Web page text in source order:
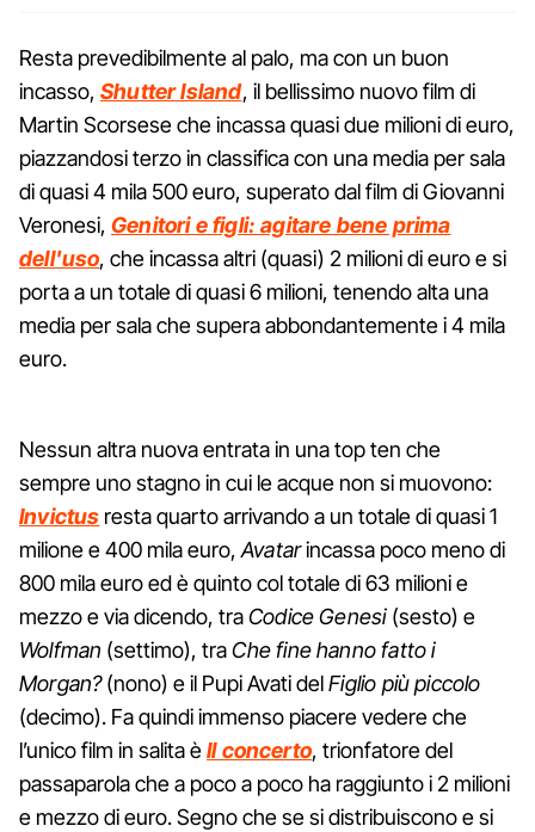
Resta prevedibilmente al palo, ma con un buon
incasso, Shutter Island, il bellissimo nuovo film di
Martin Scorsese che incassa quasi due milioni di euro,
piazzandosi terzo in classifica con una media per sala
di quasi 4 mila 500 euro, superato dal film di Giovanni
Veronesi, Genitori e figli: agitare bene prima
dell'uso, che incassa altri (quasi) 2 milioni di euro e si
porta a un totale di quasi 6 milioni, tenendo alta una
media per sala che supera abbondantemente i 4 mila
euro.
Nessun altra nuova entrata in una top ten che
sempre uno stagno in cui le acque non si muovono:
Invictus resta quarto arrivando a un totale di quasi 1
milione e 400 mila euro, Avatarincassa poco meno di
800 mila euro ed è quinto col totale di 63 milioni e
mezzo e via dicendo, traCodice Genesi (sesto) e
Wolfman (settimo), traChe fine hanno fatto i
Morgan?(nono) e il Pupi Avati delFiglio più piccolo
(decimo). Fa quindi immenso piacere vedere che
l’unico film in salita èIl concerto, trionfatore del
passaparola che a poco a poco ha raggiunto i 2 milioni
e mezzo di euro. Segno che se si distribuiscono e si